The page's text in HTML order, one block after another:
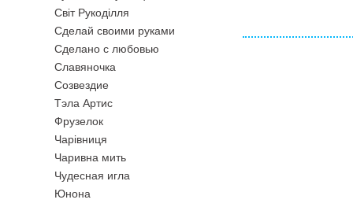
Свiт Рукодiлля
Сделай своими руками
Сделано с любовью
Славяночка
Созвездие
Тэла Артис
Фрузелок
Чарiвниця
Чаривна мить
Чудесная игла
Юнона